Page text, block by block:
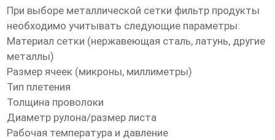
При выборе металлической сетки фильтр продукты
необходимо учитывать следующие параметры:
Материал сетки (нержавеющая сталь, латунь, другие
металлы)
Размер ячеек (микроны, миллиметры)
Тип плетения
Толщина проволоки
Диаметр рулона/размер листа
Рабочая температура и давление